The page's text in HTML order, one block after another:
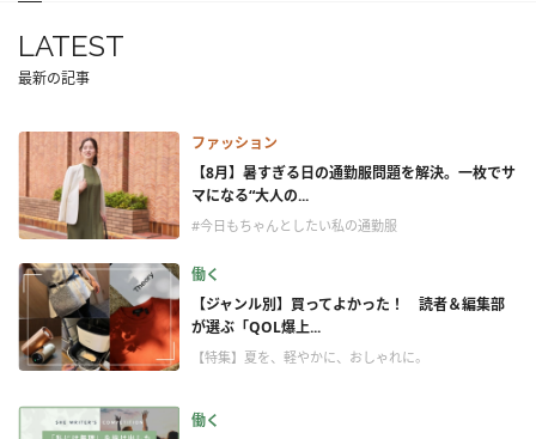
LATEST
最新の記事
ファッション
【8月】暑すぎる日の通勤服問題を解決。一枚でサ
マになる“大人の...
#今日もちゃんとしたい私の通勤服
働く
【ジャンル別】買ってよかった！ 読者＆編集部
が選ぶ「QOL爆上...
【特集】夏を、軽やかに、おしゃれに。
働く